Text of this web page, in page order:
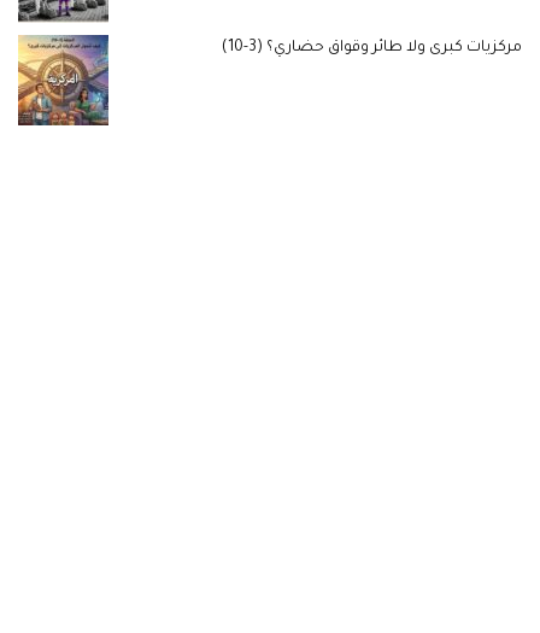
مركزيات كبرى ولا طائر وقواق حضاري؟ (3-10)